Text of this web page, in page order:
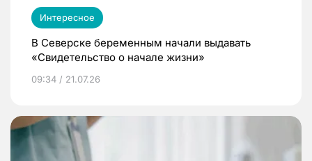
Интересное
В Северске беременным начали выдавать
«Свидетельство о начале жизни»
09:34 / 21.07.26